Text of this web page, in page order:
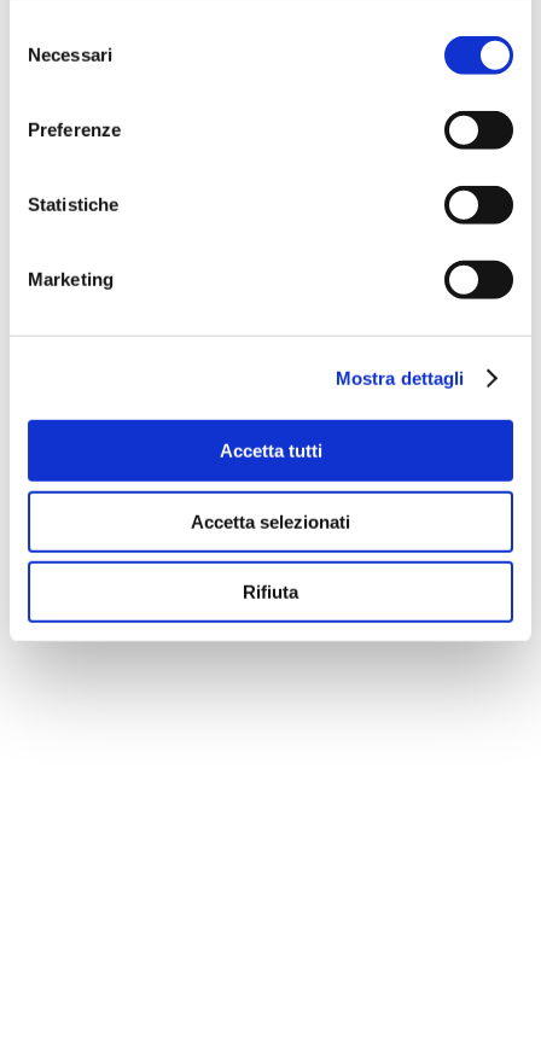
delNecessari
Preferenze
Statistiche
Marketing
Mostra dettagli
Accetta tutti
Accetta selezionati
Rifiuta